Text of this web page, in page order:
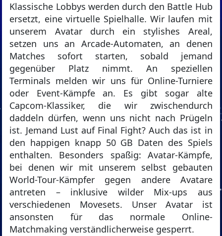
Klassische Lobbys werden durch den Battle Hub
ersetzt, eine virtuelle Spielhalle. Wir laufen mit
unserem Avatar durch ein stylishes Areal,
setzen uns an Arcade-Automaten, an denen
Matches sofort starten, sobald jemand
gegenüber Platz nimmt. An speziellen
Terminals melden wir uns für Online-Turniere
oder Event-Kämpfe an. Es gibt sogar alte
Capcom-Klassiker, die wir zwischendurch
daddeln dürfen, wenn uns nicht nach Prügeln
ist. Jemand Lust auf Final Fight? Auch das ist in
den happigen knapp 50 GB Daten des Spiels
enthalten. Besonders spaßig: Avatar-Kämpfe,
bei denen wir mit unserem selbst gebauten
World-Tour-Kämpfer gegen andere Avatare
antreten – inklusive wilder Mix-ups aus
verschiedenen Movesets. Unser Avatar ist
ansonsten für das normale Online-
Matchmaking verständlicherweise gesperrt.